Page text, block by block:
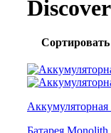
Discover
Аккумуляторная
Батарея